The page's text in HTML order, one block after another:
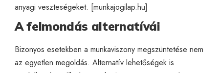
anyagi veszteségeket. [munkajogilap.hu]
A felmondás alternatívái
Bizonyos esetekben a munkaviszony megszüntetése nem
az egyetlen megoldás. Alternatív lehetőségek is